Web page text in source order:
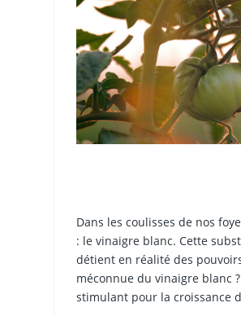
Dans les coulisses de nos
: le vinaigre blanc. Cette
détient en réalité des
méconnue du vinaigre blanc
stimulant pour la croissance